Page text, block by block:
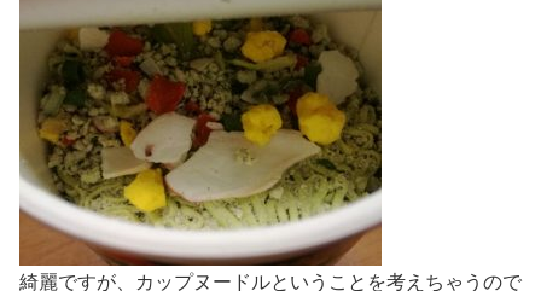
綺麗ですが、カップヌードルということを考えちゃうので